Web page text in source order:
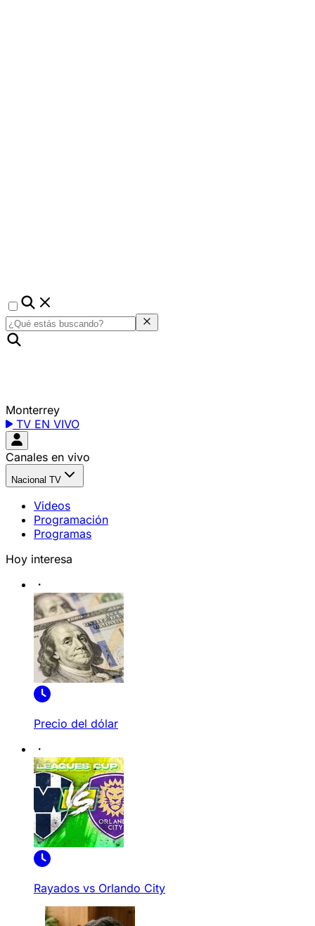
Monterrey
TV EN VIVO
Canales en vivo
Nacional TV
Videos
Programación
Programas
Hoy interesa
Precio del dólar
Rayados vs Orlando City